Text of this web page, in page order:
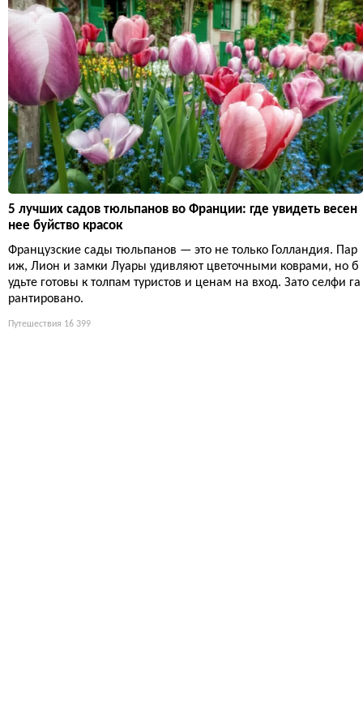
5 лучших садов тюльпанов во Франции: где увидеть весен
нее буйство красок
Французские сады тюльпанов — это не только Голландия. Пар
иж, Лион и замки Луары удивляют цветочными коврами, но б
удьте готовы к толпам туристов и ценам на вход. Зато селфи га
рантировано.
Путешествия 16 399